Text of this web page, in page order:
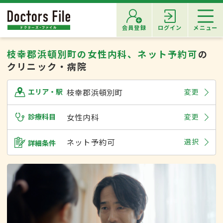
会員登録 ログイン メニュー
枝幸郡浜頓別町の女性内科、ネット予約可の
クリニック・病院
エリア・駅 枝幸郡浜頓別町 変更
診療科目 女性内科 変更
詳細条件 ネット予約可 選択